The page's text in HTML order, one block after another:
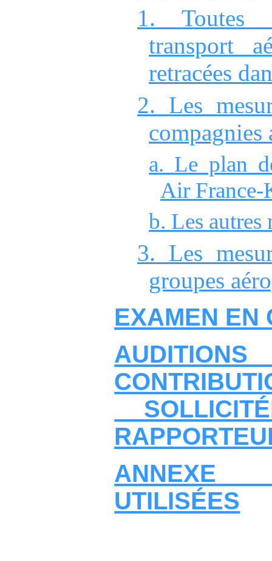
1.
Toutes
transport
retracées
2. Les
compagnies
a. Le plan
Air France‑
b. Les autres
3. Les
groupes
EXAMEN EN
AUDITION
ANNEXE
UTILISÉES